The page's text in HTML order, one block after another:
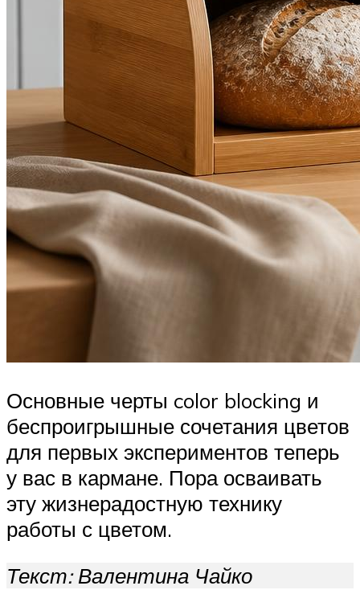
Основные черты color blocking и
беспроигрышные сочетания цветов
для первых экспериментов теперь
у вас в кармане. Пора осваивать
эту жизнерадостную технику
работы с цветом.
Текст: Валентина Чайко